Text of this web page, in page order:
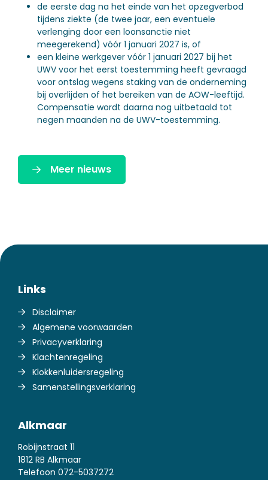
de eerste dag na het einde van het opzegverbod
tijdens ziekte (de twee jaar, een eventuele
verlenging door een loonsanctie niet
meegerekend) vóór 1 januari 2027 is, of
een kleine werkgever vóór 1 januari 2027 bij het
UWV voor het eerst toestemming heeft gevraagd
voor ontslag wegens staking van de onderneming
bij overlijden of het bereiken van de AOW-leeftijd.
Compensatie wordt daarna nog uitbetaald tot
negen maanden na de UWV-toestemming.
Meer nieuws
Links
Disclaimer
Algemene voorwaarden
Privacyverklaring
Klachtenregeling
Klokkenluidersregeling
Samenstellingsverklaring
Alkmaar
Robijnstraat 11
1812 RB Alkmaar
Telefoon 072-5037272